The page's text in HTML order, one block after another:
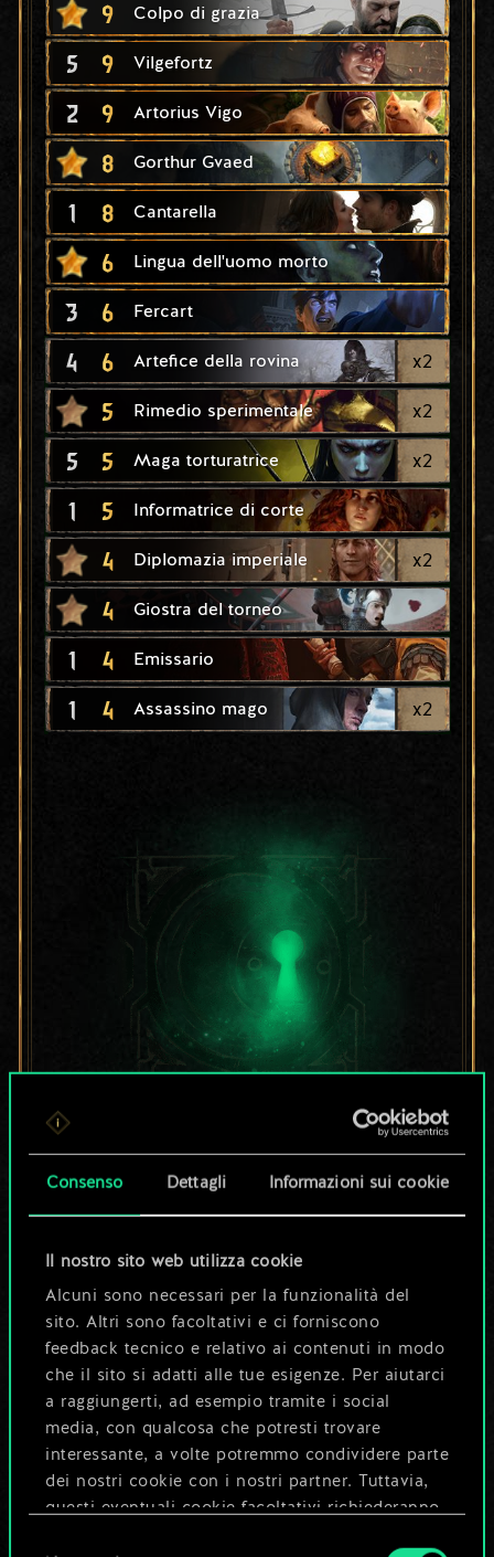
Consenso Dettagli Informazioni sui cookie
Il nostro sito web utilizza cookie
Alcuni sono necessari per la funzionalità del
sito. Altri sono facoltativi e ci forniscono
feedback tecnico e relativo ai contenuti in modo
che il sito si adatti alle tue esigenze. Per aiutarci
a raggiungerti, ad esempio tramite i social
media, con qualcosa che potresti trovare
interessante, a volte potremmo condividere parte
dei nostri cookie con i nostri partner. Tuttavia,
questi eventuali cookie facoltativi richiederanno
9 Colpo di grazia
5 9 Vilgefortz
2 9 Artorius Vigo
8 Gorthur Gvaed
1 8 Cantarella
6 Lingua dell'uomo morto
3 6 Fercart
4 6 Artefice della rovina x2
5 Rimedio sperimentale x2
5 5 Maga torturatrice x2
1 5 Informatrice di corte
4 Diplomazia imperiale x2
4 Giostra del torneo
1 4 Emissario
1 4 Assassino mago x2
Per ora, è solo un
set di carte
Ma può diventare
molto altro!
guida
Modifica mazzo